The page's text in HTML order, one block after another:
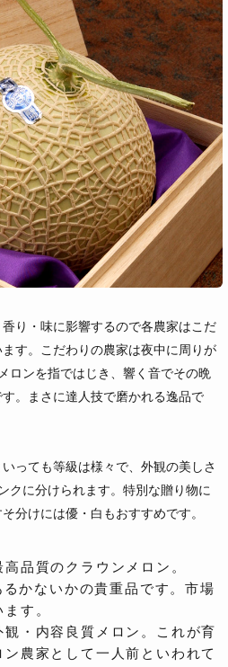
り・味に影響するので各農家はこだ
す。こだわりの農家は夜中に周りが
ロンを指ではじき、響く音でその晩
。まさに達人技で磨かれる逸品で
っても等級は様々で、外観の美しさ
クに分けられます。特別な贈り物に
分けには優・白もおすすめです。
品質のクラウンメロン。
かないかの貴重品です。市場
す。
・内容良質メロン。これが育
農家として一人前といわれて